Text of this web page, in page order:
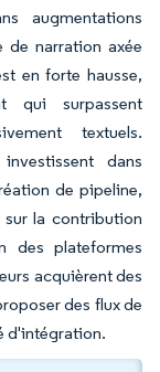
augmentations
de narration axée
en forte hausse,
qui surpassent
textuels.
dans
de pipeline,
la contribution
des plateformes
acquièrent des
des flux de
d'intégration.